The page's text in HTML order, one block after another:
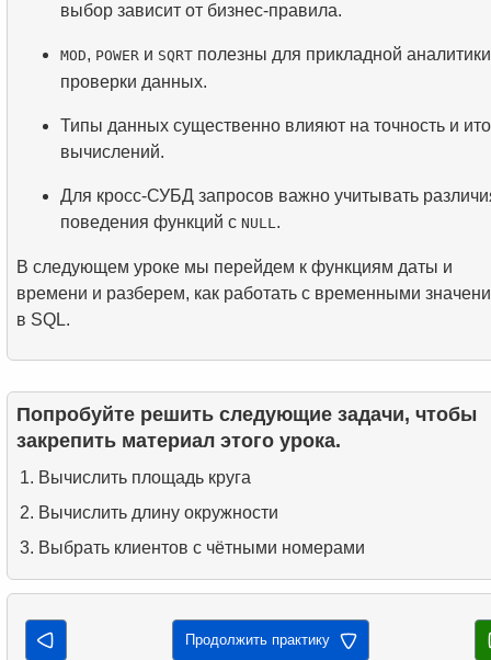
выбор зависит от бизнес-правила.
MOD, POWER и SQRT полезны для прикладной
проверки данных.
Типы данных существенно влияют на точность и
вычислений.
Для кросс-СУБД запросов важно учитывать
поведения функций с NULL.
В следующем уроке мы перейдем к функциям даты и
времени и разберем, как работать с временными
в SQL.
Попробуйте решить следующие задачи, чтобы
закрепить материал этого урока.
Вычислить площадь круга
Вычислить длину окружности
Выбрать клиентов с чётными номерами
Продолжить практику